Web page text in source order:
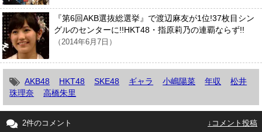
『第6回AKB選抜総選挙』で渡辺麻友が1位!37枚目シン
グルのセンターに!!HKT48・指原莉乃の連覇ならず!!
（2014年6月7日）
AKB48 HKT48 SKE48 ギャラ 小嶋陽菜 年収
松井
珠理奈
高橋朱里
2件のコメント ↓コメント投稿